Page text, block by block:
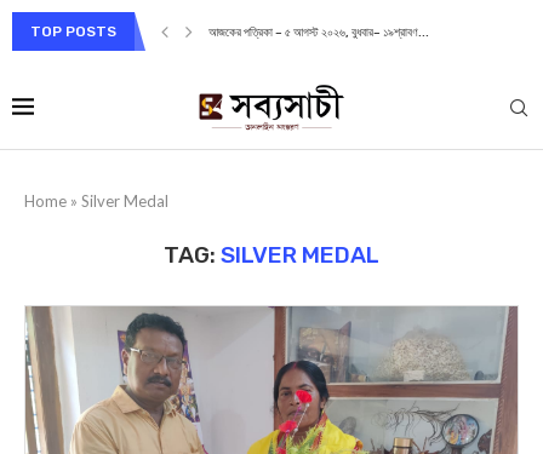
TOP POSTS আজকের পত্রিকা – ৫ আগস্ট ২০২৬, বুধবার– ১৯শ্রাবণ...
Home » Silver Medal
TAG: SILVER MEDAL